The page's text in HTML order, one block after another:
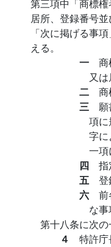
第三項中「商標
居所、登録番号
「次に掲げる事
える。
一 商
又
二 商
三 願
項
字
一項
四 指
五 登
六 前
な
第十八条に次の
４ 特許